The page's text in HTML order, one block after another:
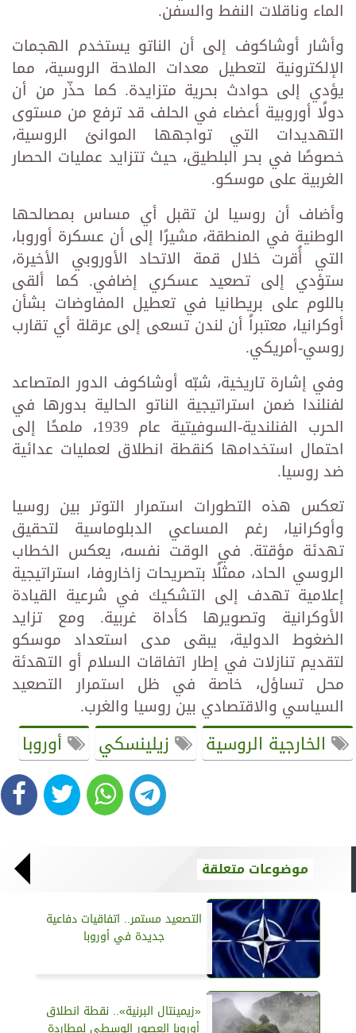
الماء وناقلات النفط والسفن.
وأشار أوشاكوف إلى أن الناتو يستخدم الهجمات
الإلكترونية لتعطيل معدات الملاحة الروسية، مما
يؤدي إلى حوادث بحرية متزايدة. كما حذّر من أن
دولًا أوروبية أعضاء في الحلف قد ترفع من مستوى
التهديدات التي تواجهها الموانئ الروسية،
خصوصًا في بحر البلطيق، حيث تتزايد عمليات الحصار
الغربية على موسكو.
وأضاف أن روسيا لن تقبل أي مساس بمصالحها
الوطنية في المنطقة، مشيرًا إلى أن عسكرة أوروبا،
التي أُقرت خلال قمة الاتحاد الأوروبي الأخيرة،
ستؤدي إلى تصعيد عسكري إضافي. كما ألقى
باللوم على بريطانيا في تعطيل المفاوضات بشأن
أوكرانيا، معتبراً أن لندن تسعى إلى عرقلة أي تقارب
روسي-أمريكي.
وفي إشارة تاريخية، شبّه أوشاكوف الدور المتصاعد
لفنلندا ضمن استراتيجية الناتو الحالية بدورها في
الحرب الفنلندية-السوفيتية عام 1939، ملمحًا إلى
احتمال استخدامها كنقطة انطلاق لعمليات عدائية
ضد روسيا.
تعكس هذه التطورات استمرار التوتر بين روسيا
وأوكرانيا، رغم المساعي الدبلوماسية لتحقيق
تهدئة مؤقتة. في الوقت نفسه، يعكس الخطاب
الروسي الحاد، ممثلًا بتصريحات زاخاروفا، استراتيجية
إعلامية تهدف إلى التشكيك في شرعية القيادة
الأوكرانية وتصويرها كأداة غربية. ومع تزايد
الضغوط الدولية، يبقى مدى استعداد موسكو
لتقديم تنازلات في إطار اتفاقات السلام أو التهدئة
محل تساؤل، خاصة في ظل استمرار التصعيد
السياسي والاقتصادي بين روسيا والغرب.
الخارجية الروسية زيلينسكي أوروبا
موضوعات متعلقة
التصعيد مستمر.. اتفاقيات دفاعية
جديدة في أوروبا
«زيمينتال البرنية».. نقطة انطلاق
أوروبا العصور الوسطى لمطاردة